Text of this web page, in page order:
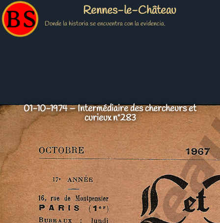
Rennes-le-Château
Donde la historia se encuentra con la evidencia.
01-10-1974 – Intermédiaire des chercheurs et
curieux nº283